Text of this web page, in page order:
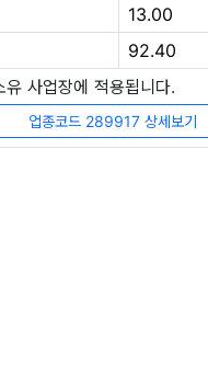
13.00
92.40
사업장에 적용됩니다.
업종코드 289917 상세보기